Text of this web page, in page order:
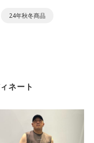
24年秋冬商品
ネート